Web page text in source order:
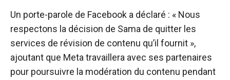
Un porte-parole de Facebook a déclaré : « Nous
respectons la décision de Sama de quitter les
services de révision de contenu qu’il fournit »,
ajoutant que Meta travaillera avec ses partenaires
pour poursuivre la modération du contenu pendant